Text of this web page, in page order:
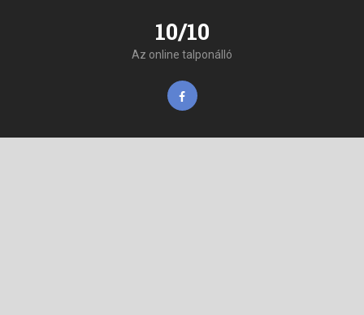
10/10
Az online talponálló